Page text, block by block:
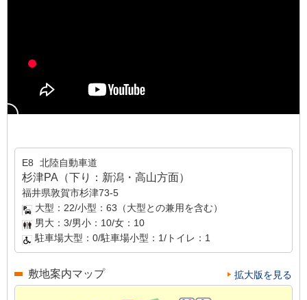
E8 北陸自動車道
杉津PA（下り：新潟・高山方面）
福井県敦賀市杉津73-5
大型：22/小型：63（大型との兼用を含む）
男大：3/男小：10/女：10
駐車場大型：0/駐車場小型：1/トイレ：1
敷地案内マップ 拡大版を見る